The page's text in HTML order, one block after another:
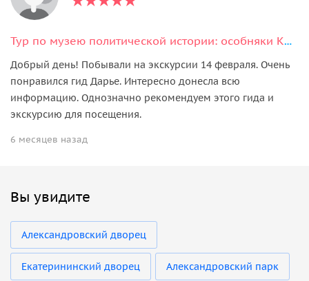
Тур по музею политической истории: особняки Кшесинской и Бранта
Добрый день! Побывали на экскурсии 14 февраля. Очень
понравился гид Дарье. Интересно донесла всю
информацию. Однозначно рекомендуем этого гида и
экскурсию для посещения.
6 месяцев назад
Вы увидите
Александровский дворец
Екатерининский дворец Александровский парк